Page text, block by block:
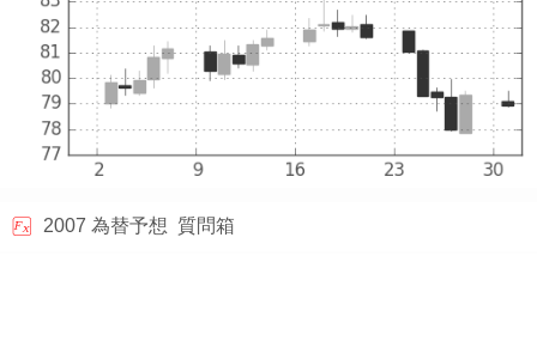
2007 為替予想 質問箱